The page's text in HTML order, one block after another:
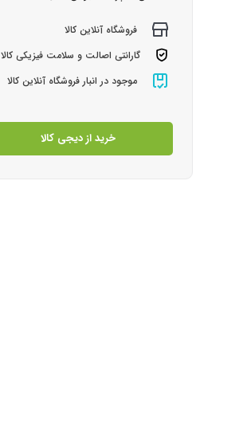
فروشگاه آنلاین کالا
گارانتی اصالت و سلامت فیزیکی کالا
موجود در انبار فروشگاه آنلاین کالا
خرید از دیجی کالا